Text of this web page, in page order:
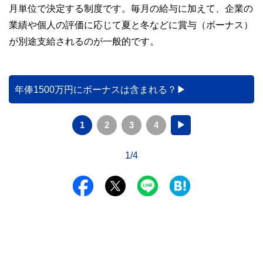
月単位で決定する制度です。毎月の給与に加えて、企業の
業績や個人の評価に応じて夏と冬などに賞与（ボーナス）
が別途支給されるのが一般的です。
年俸1500万円にボーナスは含まれる？
1 2 3 4 ▶
1/4